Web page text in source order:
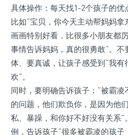
具体操作：每天找1-2个孩子的优
比如“宝贝，你今天主动帮妈妈拿
画画特别好看，比很多小朋友都
事情告诉妈妈，真的很勇敢”。
体、要真诚，让孩子感受到“我
欢”。
同时，要明确告诉孩子：“被霸
的问题，他们欺负你，是因为他
私、暴躁，和你好不好没有关系
例，告诉孩子“很多被霸凌的孩子